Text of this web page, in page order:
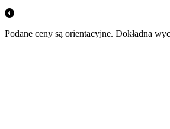
Podane ceny są orientacyjne. Dokładna